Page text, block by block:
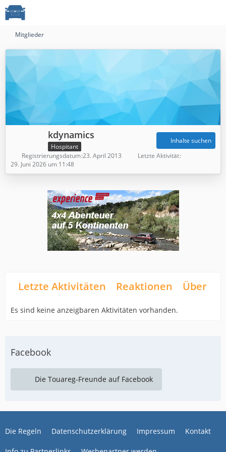
Mitglieder
kdynamics
Hospitant
Inhalte suchen
Registrierungsdatum 23. April 2013
Letzte Aktivität
29. Juni 2026 um 11:48
Letzte Aktivitäten Reaktionen Über
Es sind keine anzeigbaren Aktivitäten vorhanden.
Facebook
Die Touareg-Freunde auf Facebook
Die Regeln Datenschutzerklärung Impressum Kontakt